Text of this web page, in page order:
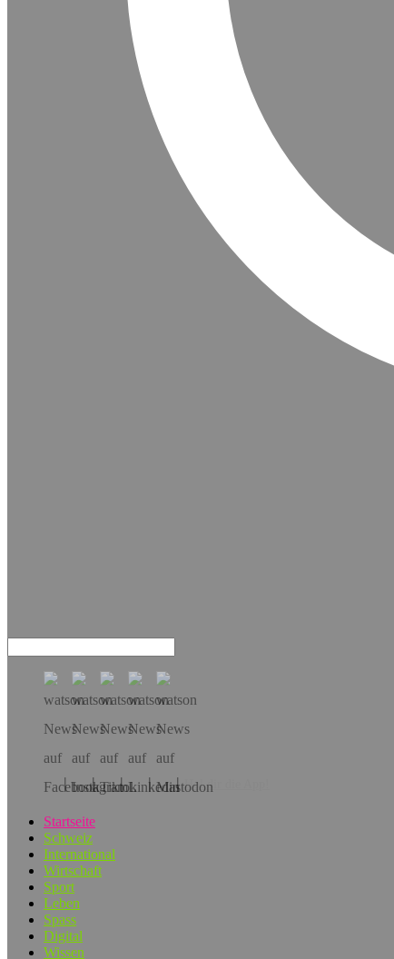
Hol dir die App!
Startseite
Schweiz
International
Wirtschaft
Sport
Leben
Spass
Digital
Wissen